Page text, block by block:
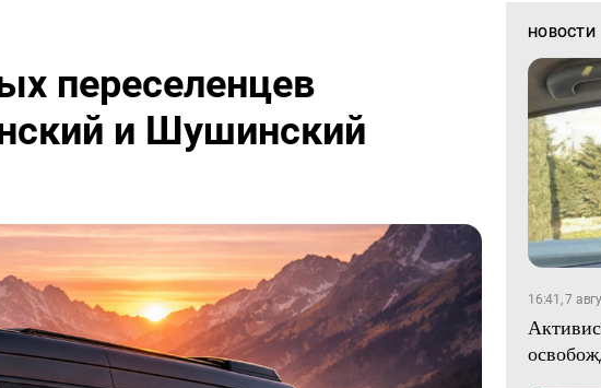
переселенцев
и Шушинский
НОВОСТИ
16:41, 7